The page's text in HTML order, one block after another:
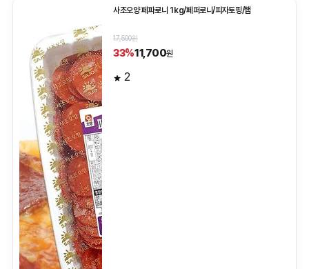
사조오양 페파로니 1kg/페퍼로니/피자토핑/햄
17,500원
33%11,700원
2